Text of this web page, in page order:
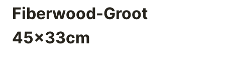
Fiberwood-Groot
45x33cm